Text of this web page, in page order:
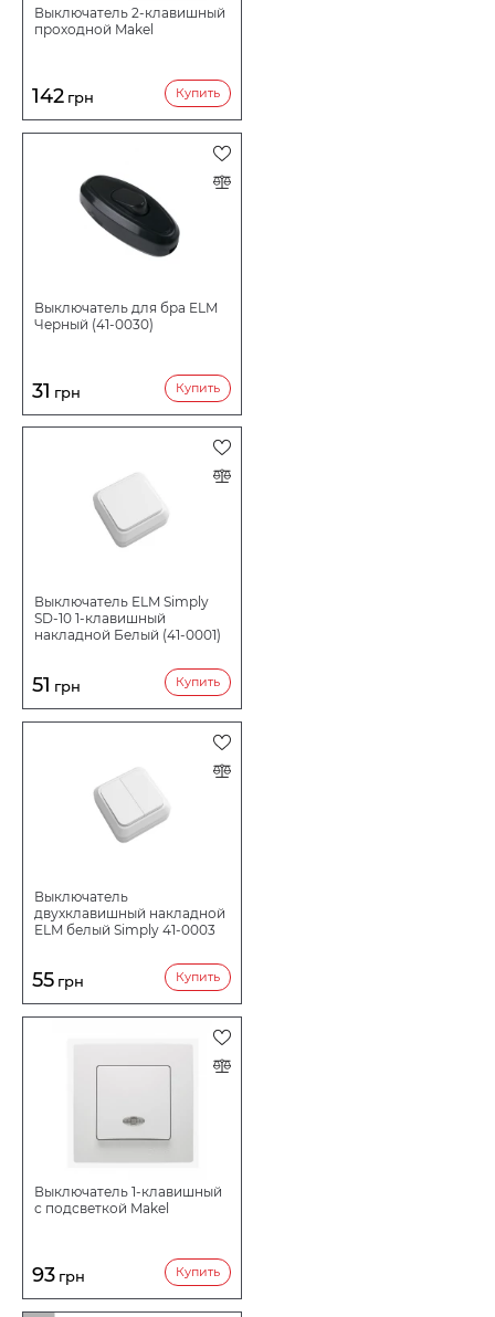
Выключатель 2-клавишный
проходной Makel
142 грн Купить
Выключатель для бра ELM
Черный (41-0030)
31 грн Купить
Выключатель ELM Simply
SD-10 1-клавишный
накладной Белый (41-0001)
51 грн Купить
Выключатель
двухклавишный накладной
ELM белый Simply 41-0003
55 грн Купить
Выключатель 1-клавишный
с подсветкой Makel
93 грн Купить